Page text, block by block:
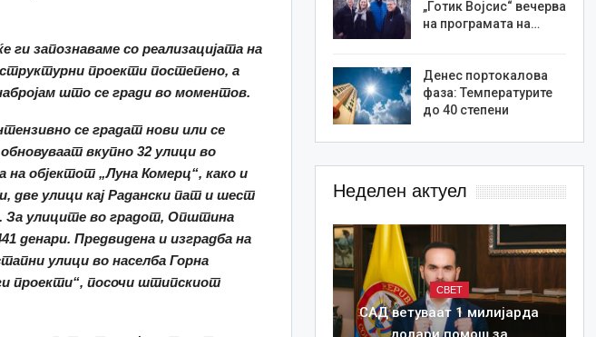
ги запознаваме со реализацијата на
проекти постепено, а
што се гради во моментов.
се градат нови или се
вкупно 32 улици во
објектот „Луна Комерц“, како и
две улици кај Радански пат и шест
За улиците во градот, Општина
денари. Предвидена и изградба на
улици во населба Горна
проекти“, посочи штипскиот
„Готик Војсис“ вечерва
на програмата на…
Денес портокалова
фаза: Температурите
до 40 степени
Неделен актуел
СВЕТ
САД ветуваат 1 милијарда